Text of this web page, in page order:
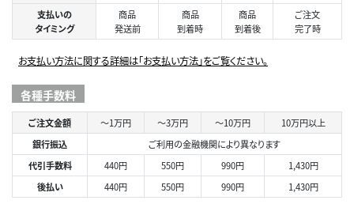
支払いの
タイミング
商品
発送前
商品
到着時
商品
到着後
ご注文
完了時
お支払い方法に関する詳細は「お支払い方法」をご覧ください。
各種手数料
ご注文金額 ～1万円 ～3万円 ～10万円
10万円以上
銀行振込
ご利用の金融機関により異なります
代引手数料
440円 550円 990円
1,430円
後払い
440円 550円 990円 1,430円